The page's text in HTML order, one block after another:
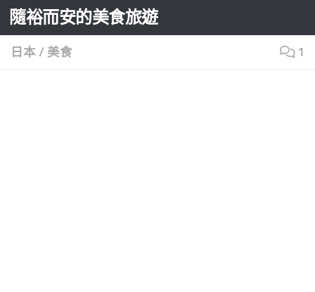
Skip to content
隨裕而安的美食旅遊
日本 / 美食 1